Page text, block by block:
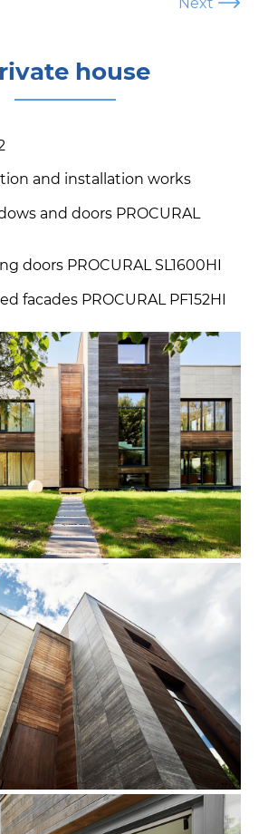
house
and installation works
and doors PROCURAL
doors PROCURAL SL1600HI
facades PROCURAL PF152HI